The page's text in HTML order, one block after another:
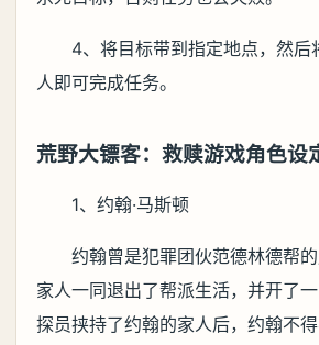
4、将目标带到指定地点，然后
人即可完成任务。
荒野大镖客：救赎游戏角色设
1、约翰·马斯顿
约翰曾是犯罪团伙范德林德帮
家人一同退出了帮派生活，并开了
探员挟持了约翰的家人后，约翰不